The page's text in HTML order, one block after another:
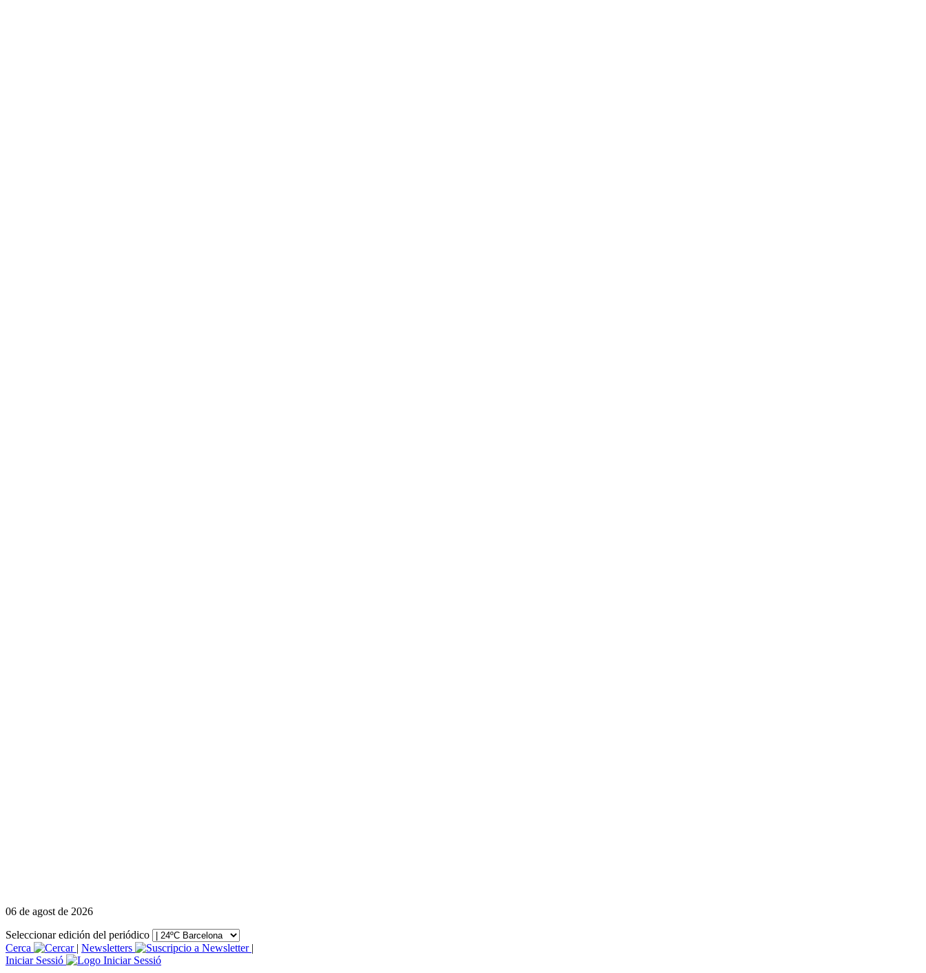
06 de agost de 2026
Seleccionar edición del periódico
Cerca
| Newsletters
|
Iniciar Sessió